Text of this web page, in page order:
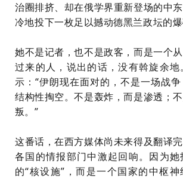
治圈排挤、却在俄学界重新登场的中
冷地投下一枚足以撼动德黑兰政坛的爆
她不是记者，也不是政客，而是一个
过来的人，说出的话，没有斡旋余地
示：“伊朗现在面对的，不是一场战
结构性掏空。不是轰炸，而是渗透；
叛。”
这番话，在西方媒体尚未来得及翻译
各国的情报部门中激起回响。因为她
的“核设施”，而是一个国家的中枢